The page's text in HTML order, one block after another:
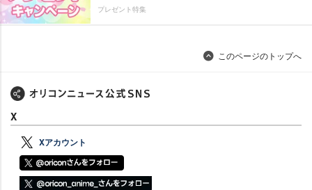
プレゼント特集
このページのトップへ
X
Xアカウント